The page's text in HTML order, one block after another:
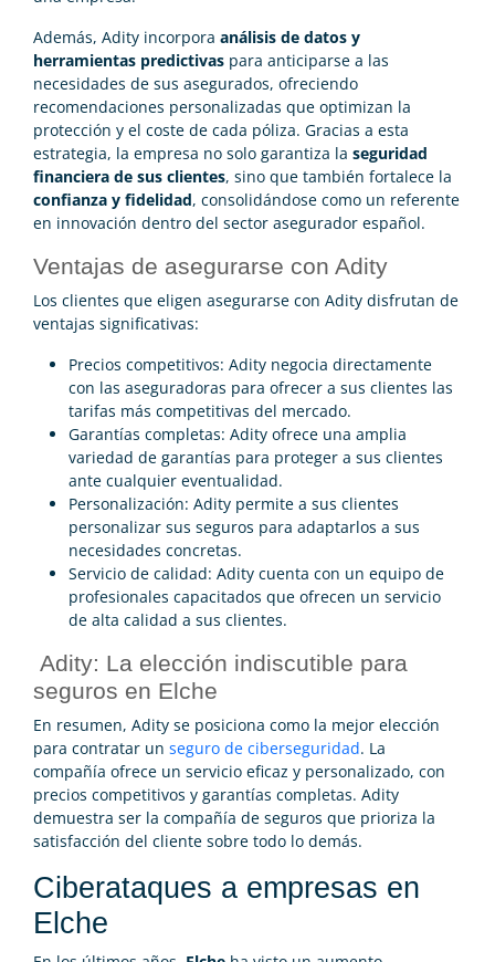
Además, Adity incorpora análisis de datos y
herramientas predictivas para anticiparse a las
necesidades de sus asegurados, ofreciendo
recomendaciones personalizadas que optimizan la
protección y el coste de cada póliza. Gracias a esta
estrategia, la empresa no solo garantiza la seguridad
financiera de sus clientes, sino que también fortalece la
confianza y fidelidad, consolidándose como un referente
en innovación dentro del sector asegurador español.
Ventajas de asegurarse con Adity
Los clientes que eligen asegurarse con Adity disfrutan de
ventajas significativas:
Precios competitivos: Adity negocia directamente
con las aseguradoras para ofrecer a sus clientes las
tarifas más competitivas del mercado.
Garantías completas: Adity ofrece una amplia
variedad de garantías para proteger a sus clientes
ante cualquier eventualidad.
Personalización: Adity permite a sus clientes
personalizar sus seguros para adaptarlos a sus
necesidades concretas.
Servicio de calidad: Adity cuenta con un equipo de
profesionales capacitados que ofrecen un servicio
de alta calidad a sus clientes.
Adity: La elección indiscutible para
seguros en Elche
En resumen, Adity se posiciona como la mejor elección
para contratar un seguro de ciberseguridad. La
compañía ofrece un servicio eficaz y personalizado, con
precios competitivos y garantías completas. Adity
demuestra ser la compañía de seguros que prioriza la
satisfacción del cliente sobre todo lo demás.
Ciberataques a empresas en
Elche